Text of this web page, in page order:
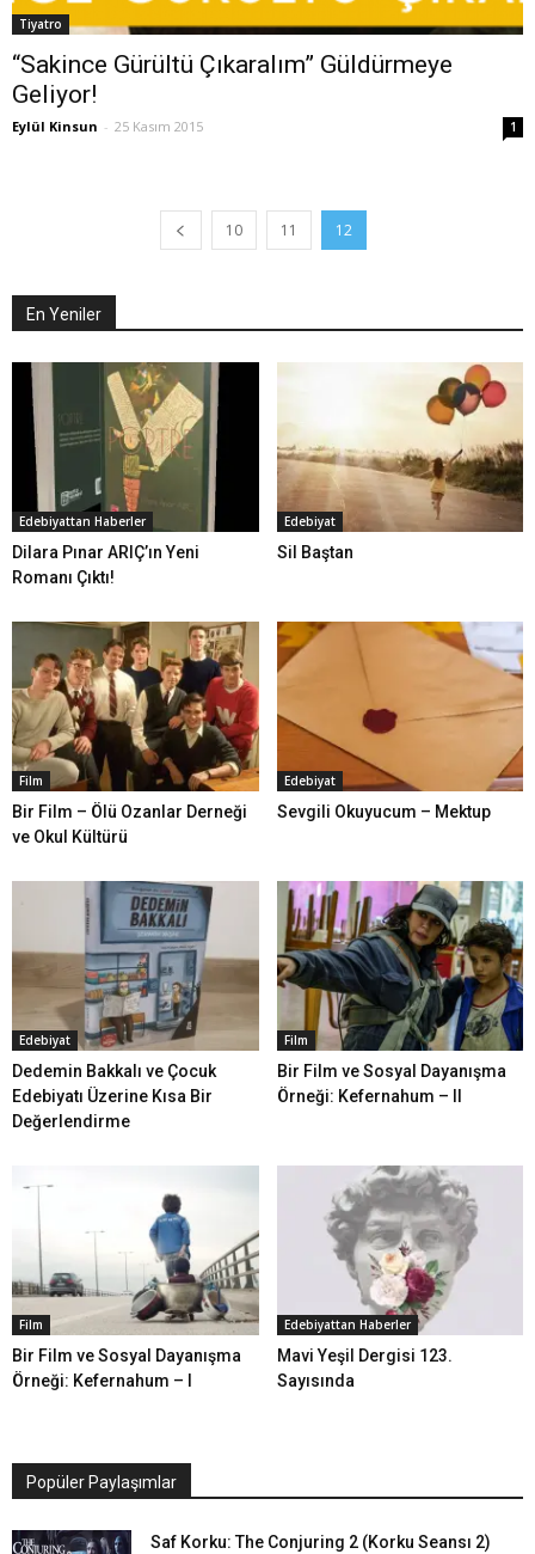
Tiyatro
“Sakince Gürültü Çıkaralım” Güldürmeye
Geliyor!
Eylül Kinsun - 25 Kasım 2015 1
10 11 12
En Yeniler
Edebiyattan Haberler
Dilara Pınar ARIÇ’ın Yeni
Romanı Çıktı!
Edebiyat
Sil Baştan
Film
Bir Film – Ölü Ozanlar Derneği
ve Okul Kültürü
Edebiyat
Sevgili Okuyucum – Mektup
Edebiyat
Dedemin Bakkalı ve Çocuk
Edebiyatı Üzerine Kısa Bir
Değerlendirme
Film
Bir Film ve Sosyal Dayanışma
Örneği: Kefernahum – II
Film
Bir Film ve Sosyal Dayanışma
Örneği: Kefernahum – I
Edebiyattan Haberler
Mavi Yeşil Dergisi 123.
Sayısında
Popüler Paylaşımlar
Saf Korku: The Conjuring 2 (Korku Seansı 2)